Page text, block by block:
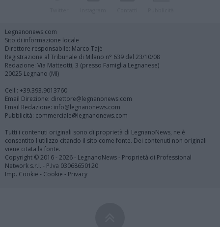
Legnanonews.com
Sito di informazione locale
Direttore responsabile: Marco Tajè
Registrazione al Tribunale di Milano n° 639 del 23/10/08
Redazione: Via Matteotti, 3 (presso Famiglia Legnanese)
20025 Legnano (MI)
Cell.: +39.393.9013760
Email Direzione: direttore@legnanonews.com
Email Redazione: info@legnanonews.com
Pubblicità: commerciale@legnanonews.com
Tutti i contenuti originali sono di proprietà di LegnanoNews, ne è
consentito l'utilizzo citando il sito come fonte. Dei contenuti non originali
viene citata la fonte.
Copyright © 2016 - 2026 - LegnanoNews - Proprietà di Professional
Network s.r.l. - P.Iva 03068650120
Imp. Cookie - Cookie - Privacy